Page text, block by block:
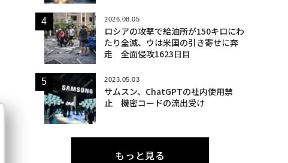
2026.08.05
ロシアの攻撃で給油所が150キロにわ
たり全滅、ウは米国の引き寄せに奔
走 全面侵攻1623日目
2023.05.03
サムスン、ChatGPTの社内使用禁
止 機密コードの流出受け
もっと見る